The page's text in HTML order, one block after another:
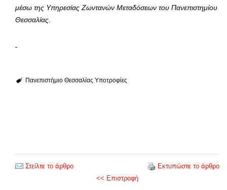
μέσω της Υπηρεσίας Ζωντανών Μεταδόσεων του Πανεπιστημίου
Θεσσαλίας.
Πανεπιστήμιο Θεσσαλίας Υποτροφίες
Στείλτε το άρθρο
Εκτυπώστε το άρθρο
<< Επιστροφή